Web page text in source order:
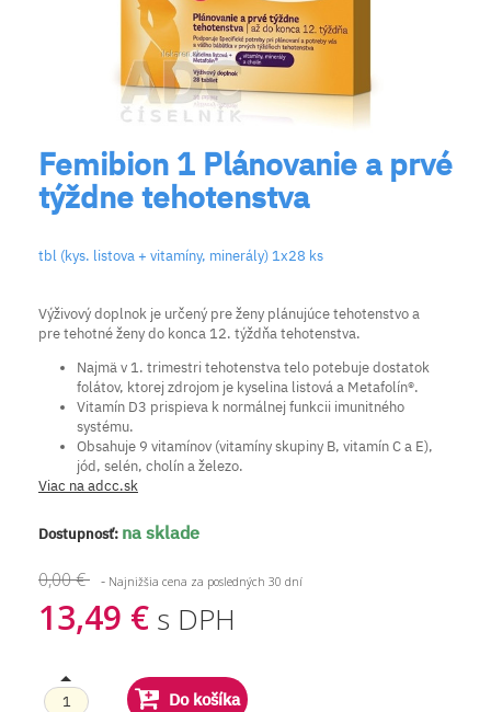
Femibion 1 Plánovanie a prvé
týždne tehotenstva
tbl (kys. listova + vitamíny, minerály) 1x28 ks
Výživový doplnok je určený pre ženy plánujúce tehotenstvo a
pre tehotné ženy do konca 12. týždňa tehotenstva.
Najmä v 1. trimestri tehotenstva telo potebuje dostatok
folátov, ktorej zdrojom je kyselina listová a Metafolín®.
Vitamín D3 prispieva k normálnej funkcii imunitného
systému.
Obsahuje 9 vitamínov (vitamíny skupiny B, vitamín C a E),
jód, selén, cholín a železo.
Viac na adcc.sk
Dostupnosť: na sklade
0,00 € - Najnižšia cena za posledných 30 dní
13,49 € s DPH
Do košíka